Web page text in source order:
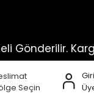
Kargo
Seçin